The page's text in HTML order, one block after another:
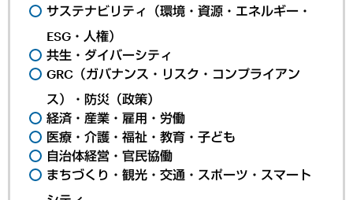
サステナビリティ（環境・資源・エネルギー・
ESG・人権）
共生・ダイバーシティ
GRC（ガバナンス・リスク・コンプライアン
ス）・防災（政策）
経済・産業・雇用・労働
医療・介護・福祉・教育・子ども
自治体経営・官民協働
まちづくり・観光・交通・スポーツ・スマート